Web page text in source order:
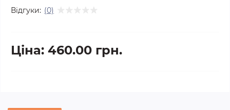
Відгуки: (0)
Ціна: 460.00 грн.